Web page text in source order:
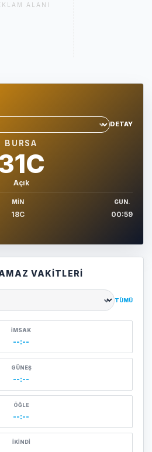
ALANI
DETAY
BURSA
Açık
MIN
18C
GUN.
00:59
VAKITLERI
TÜMÜ
İMSAK
--:--
GÜNEŞ
--:--
ÖĞLE
--:--
İKINDI